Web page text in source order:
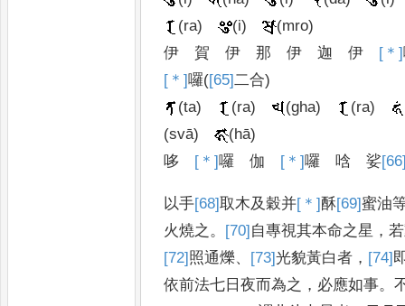
(ra)
(i)
(mro)
伊
賀 伊 那 伊 迦 伊 [＊]
[＊]囉([65]二合)
(ta)
(ra) (gha)
(ra)
(svā)
(hā)
哆
[＊]囉 伽 [＊]囉 唅 娑
以手[68]取木及穀并[＊] 酥[69]蜜油
火燒之。 [70] 自專視其本命之星 ，
[72] 照通爍、 [73]光貌黃白者 ， [74]
依前法七日夜而為之 ， 必應如事。